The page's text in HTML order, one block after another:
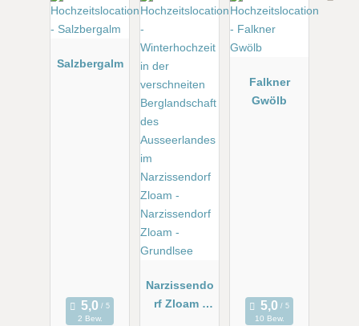
Salzbergalm
2 Bew.
Narzissendo
rf Zloam -
Falkner
Gwölb
10 Bew.